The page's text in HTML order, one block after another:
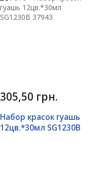
305,50 грн.
Набор красок гуашь
12цв.*30мл SG1230B